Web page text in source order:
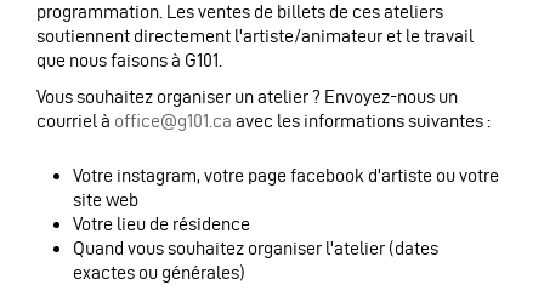
programmation. Les ventes de billets de ces ateliers
soutiennent directement l'artiste/animateur et le travail
que nous faisons à G101.
Vous souhaitez organiser un atelier ? Envoyez-nous un
courriel à office@g101.ca avec les informations suivantes :
Votre instagram, votre page facebook d'artiste ou votre
site web
Votre lieu de résidence
Quand vous souhaitez organiser l'atelier (dates
exactes ou générales)